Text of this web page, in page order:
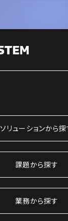
ソリューションから探
課題から探す
業務から探す